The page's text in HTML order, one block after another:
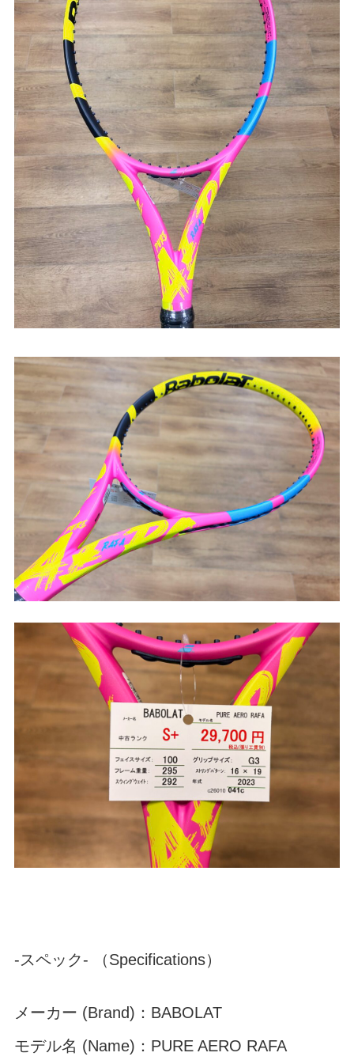
-スペック- （Specifications）
メーカー (Brand)：BABOLAT
モデル名 (Name)：PURE AERO RAFA